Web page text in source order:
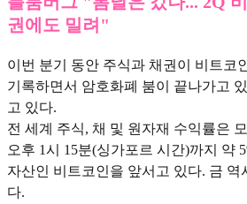
권에도 밀려"
이번 분기 동안 주식과 채권이 비트코
기록하면서 암호화폐 붐이 끝나가고
고 있다.
전 세계 주식, 채 및 원자재 수익률은
오후 1시 15분(싱가포르 시간)까지 약
자산인 비트코인을 앞서고 있다. 금 역
다.